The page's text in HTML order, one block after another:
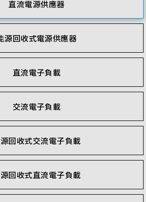
直流電源供應器
源回收式電源供應器
直流電子負載
交流電子負載
回收式交流電子負載
回收式直流電子負載